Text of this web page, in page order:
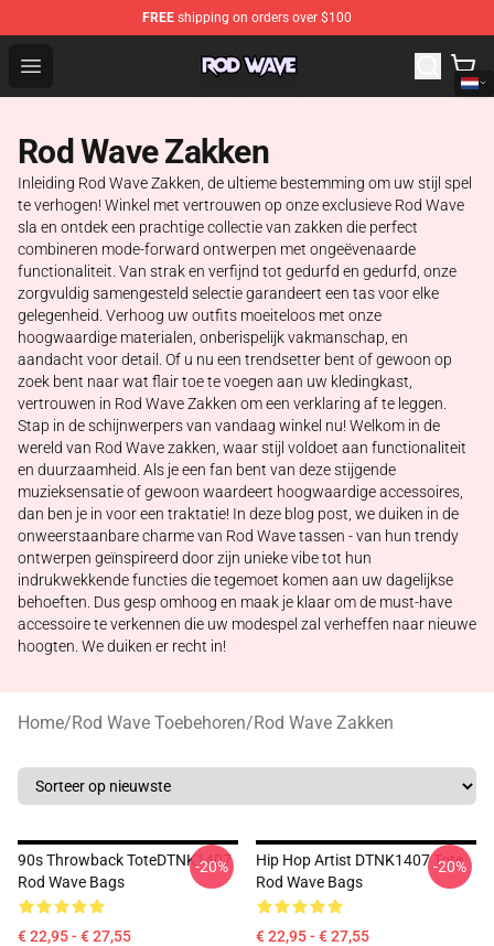
FREE shipping on orders over $100
Open menu
Rod Wave Shop - Official Rod Wave Merchandise Store
Rod Wave Zakken
Inleiding Rod Wave Zakken, de ultieme bestemming om uw stijl spel
te verhogen! Winkel met vertrouwen op onze exclusieve Rod Wave
sla en ontdek een prachtige collectie van zakken die perfect
combineren mode-forward ontwerpen met ongeëvenaarde
functionaliteit. Van strak en verfijnd tot gedurfd en gedurfd, onze
zorgvuldig samengesteld selectie garandeert een tas voor elke
gelegenheid. Verhoog uw outfits moeiteloos met onze
hoogwaardige materialen, onberispelijk vakmanschap, en
aandacht voor detail. Of u nu een trendsetter bent of gewoon op
zoek bent naar wat flair toe te voegen aan uw kledingkast,
vertrouwen in Rod Wave Zakken om een verklaring af te leggen.
Stap in de schijnwerpers van vandaag winkel nu! Welkom in de
wereld van Rod Wave zakken, waar stijl voldoet aan functionaliteit
en duurzaamheid. Als je een fan bent van deze stijgende
muzieksensatie of gewoon waardeert hoogwaardige accessoires,
dan ben je in voor een traktatie! In deze blog post, we duiken in de
onweerstaanbare charme van Rod Wave tassen - van hun trendy
ontwerpen geïnspireerd door zijn unieke vibe tot hun
indrukwekkende functies die tegemoet komen aan uw dagelijkse
behoeften. Dus gesp omhoog en maak je klaar om de must-have
accessoire te verkennen die uw modespel zal verheffen naar nieuwe
hoogten. We duiken er recht in!
Home/Rod Wave Toebehoren/Rod Wave Zakken
90s Throwback ToteDTNK1407
Rod Wave Bags
€ 22,95 - € 27,55
-20%
Hip Hop Artist DTNK1407 Tote
Rod Wave Bags
€ 22,95 - € 27,55
-20%